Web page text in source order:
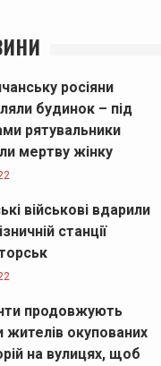
росіяни
будинок – під
рятувальники
мертву жінку
військові вдарили
станції
продовжують
жителів окупованих
на вулицях, щоб